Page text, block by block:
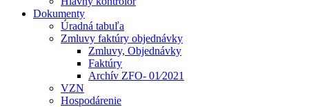
Dokumenty
Úradná tabuľa
Zmluvy faktúry objednávky
Zmluvy, Objednávky
Faktúry
Archív ZFO- 01⁄2021
VZN
Hospodárenie